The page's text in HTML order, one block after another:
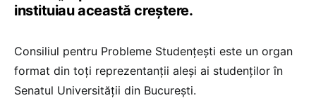
instituiau această creștere.
Consiliul pentru Probleme Studențești este un organ
format din toți reprezentanții aleși ai studenților în
Senatul Universității din București.